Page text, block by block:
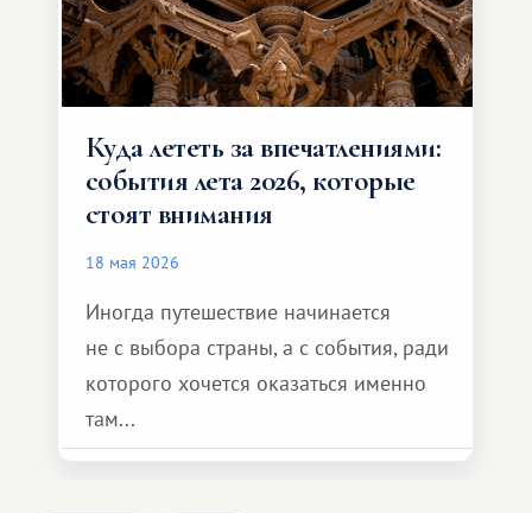
Куда лететь за впечатлениями:
события лета 2026, которые
стоят внимания
18 мая 2026
Иногда путешествие начинается
не с выбора страны, а с события, ради
которого хочется оказаться именно
там...